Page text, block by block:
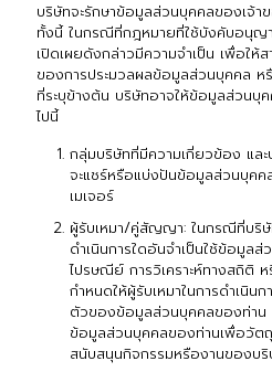
บริษัทจะรักษาข้อมูลส่วนบุคคลของเจ้า
ทั้งนี้ ในกรณีที่กฎหมายที่ใช้บังคับอนุญ
เปิดเผยดังกล่าวมีความจำเป็น เพื่อให้
ของการประมวลผลข้อมูลส่วนบุคคล ห
ที่ระบุข้างต้น บริษัทอาจให้ข้อมูลส่ว
ไปนี้
กลุ่มบริษัทที่มีความเกี่ยวข้อง แล
จะแชร์หรือแบ่งปันข้อมูลส่วนบุค
เมเจอร์
ผู้รับเหมา/คู่สัญญา: ในกรณีที่บริษั
ดำเนินการใดอันจำเป็นใช้ข้อมูล
ไปรษณีย์ การวิเคราะห์ทางสถิติ
กำหนดให้ผู้รับเหมาในการดำเนิน
ตัวของข้อมูลส่วนบุคคลของท่าน
ข้อมูลส่วนบุคคลของท่านเพื่อวัต
สนับสนุนกิจกรรมหรืองานของบริ